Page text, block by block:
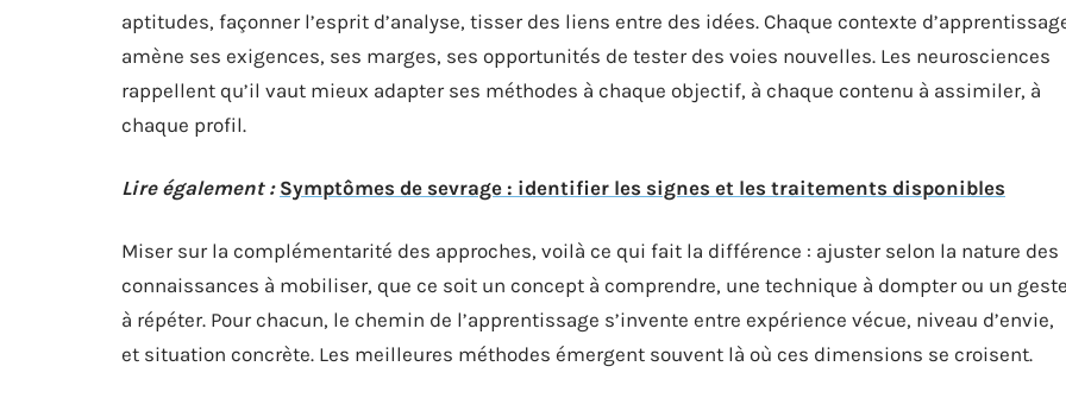
aptitudes, façonner l’esprit d’analyse, tisser des liens entre des idées. Chaque contexte
amène ses exigences, ses marges, ses opportunités de tester des voies nouvelles. Les neurosciences
rappellent qu’il vaut mieux adapter ses méthodes à chaque objectif, à chaque contenu à assimiler, à
chaque profil.
Lire également : Symptômes de sevrage : identifier les signes et les traitements disponibles
Miser sur la complémentarité des approches, voilà ce qui fait la différence : ajuster selon la nature des
connaissances à mobiliser, que ce soit un concept à comprendre, une technique à dompter ou un
à répéter. Pour chacun, le chemin de l’apprentissage s’invente entre expérience vécue, niveau d’envie,
et situation concrète. Les meilleures méthodes émergent souvent là où ces dimensions se croisent.